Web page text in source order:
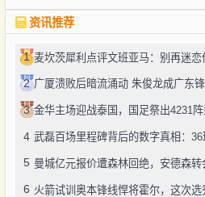
资讯推荐
1
2 广厦溃败后暗流涌动 朱俊龙成广东
3
4 武磊百场里程碑背后的数字真相：
5 曼城亿元报价遭森林回绝，安德森
6 火箭试训奥本锋线悍将霍尔，这次选